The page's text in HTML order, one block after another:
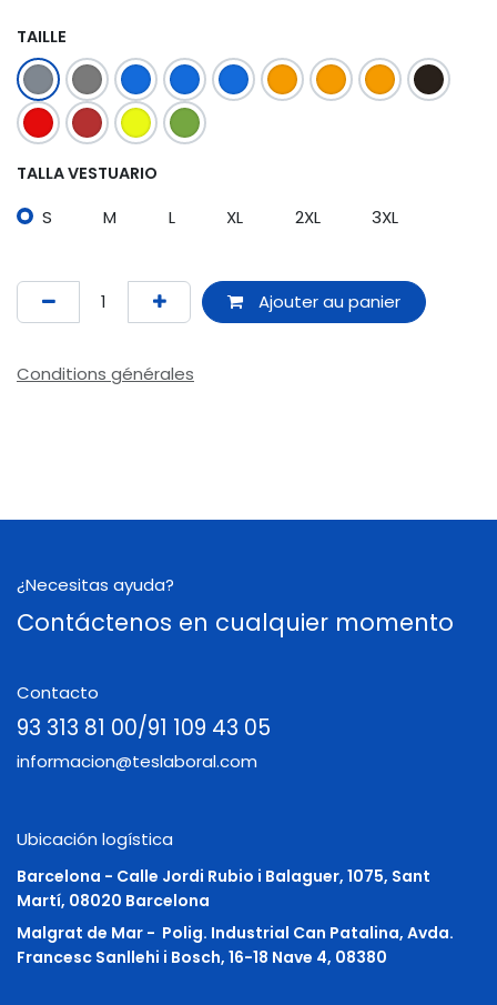
TAILLE
TALLA VESTUARIO
S M L XL 2XL 3XL
Ajouter au panier
Conditions générales
¿Necesitas ayuda?
Contáctenos en cualquier momento
Contacto
93 313 81 00/91 109 43 05
informacion@teslaboral.com
Ubicación logística
Barcelona - Calle Jordi Rubio i Balaguer, 1075, Sant
Martí, 08020 Barcelona
Malgrat de Mar - Polig. Industrial Can Patalina, Avda.
Francesc Sanllehi i Bosch, 16-18 Nave 4, 08380